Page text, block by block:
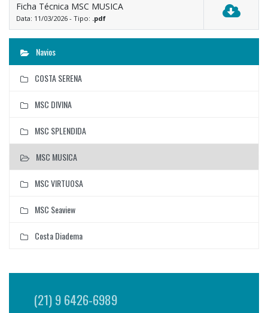
Ficha Técnica MSC MUSICA
Data: 11/03/2026 - Tipo: .pdf
Navios
COSTA SERENA
MSC DIVINA
MSC SPLENDIDA
MSC MUSICA
MSC VIRTUOSA
MSC Seaview
Costa Diadema
(21) 9 6426-6989